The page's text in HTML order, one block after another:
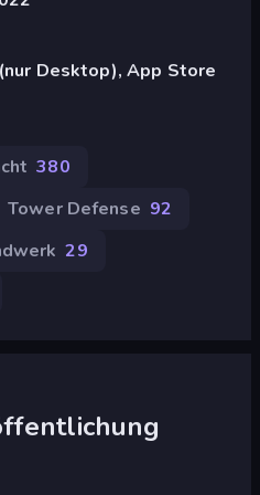
Desktop), App Store
380
Tower Defense 92
29